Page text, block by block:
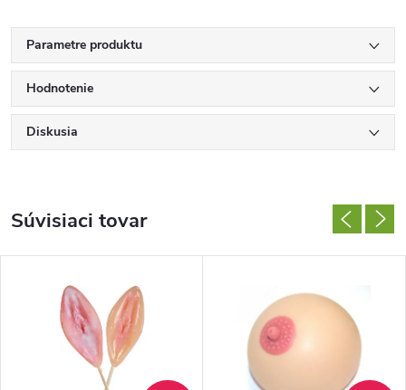
Parametre produktu
Hodnotenie
Diskusia
Súvisiaci tovar